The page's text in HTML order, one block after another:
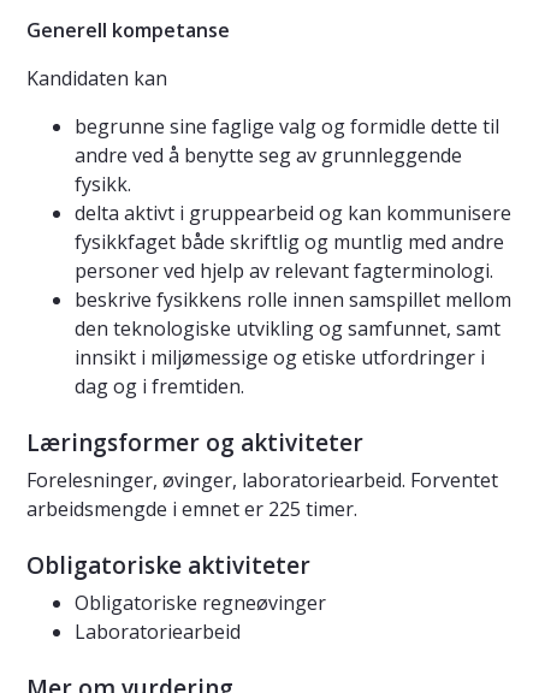
Generell kompetanse
Kandidaten kan
begrunne sine faglige valg og formidle dette til
andre ved å benytte seg av grunnleggende
fysikk.
delta aktivt i gruppearbeid og kan kommunisere
fysikkfaget både skriftlig og muntlig med andre
personer ved hjelp av relevant fagterminologi.
beskrive fysikkens rolle innen samspillet mellom
den teknologiske utvikling og samfunnet, samt
innsikt i miljømessige og etiske utfordringer i
dag og i fremtiden.
Læringsformer og aktiviteter
Forelesninger, øvinger, laboratoriearbeid. Forventet
arbeidsmengde i emnet er 225 timer.
Obligatoriske aktiviteter
Obligatoriske regneøvinger
Laboratoriearbeid